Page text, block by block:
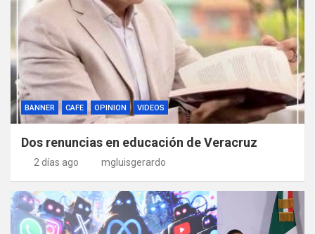
BANNER CAFE OPINION VIDEOS
Dos renuncias en educación de Veracruz
2 días ago mgluisgerardo